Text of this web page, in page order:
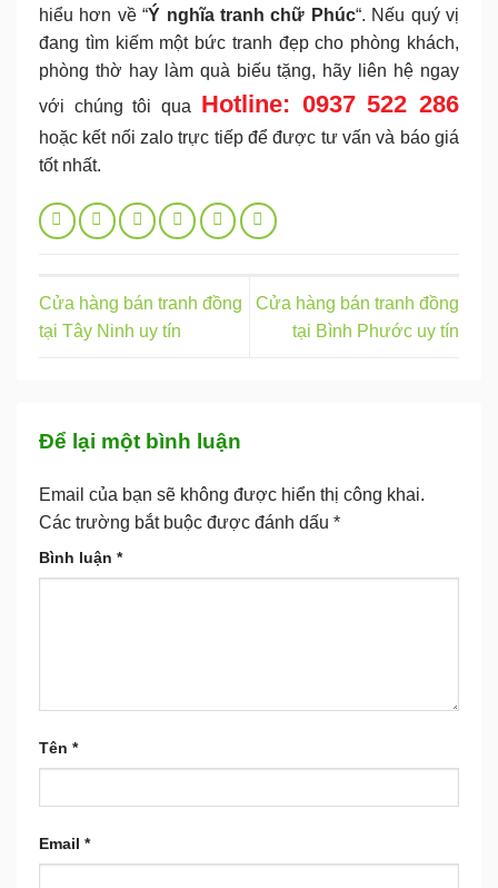
hiểu hơn về “Ý nghĩa tranh chữ Phúc“. Nếu quý vị
đang tìm kiếm một bức tranh đẹp cho phòng khách,
phòng thờ hay làm quà biếu tặng, hãy liên hệ ngay
với chúng tôi qua Hotline: 0937 522 286
hoặc kết nối zalo trực tiếp để được tư vấn và báo giá
tốt nhất.
Cửa hàng bán tranh đồng
tại Tây Ninh uy tín
Cửa hàng bán tranh đồng
tại Bình Phước uy tín
Để lại một bình luận
Email của bạn sẽ không được hiển thị công khai.
Các trường bắt buộc được đánh dấu *
Bình luận *
Tên *
Email *